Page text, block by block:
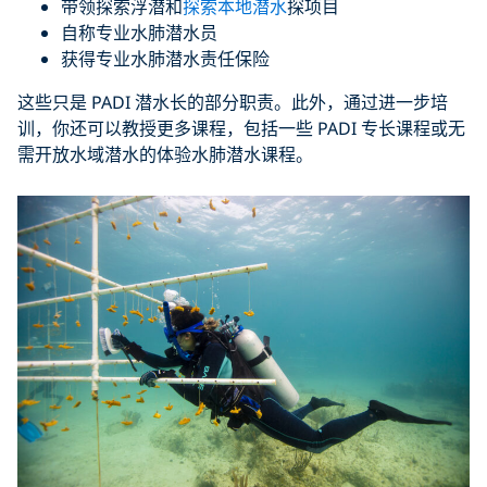
带领探索浮潜和探索本地潜水探项目
自称专业水肺潜水员
获得专业水肺潜水责任保险
这些只是 PADI 潜水长的部分职责。此外，通过进一步培
训，你还可以教授更多课程，包括一些 PADI 专长课程或无
需开放水域潜水的体验水肺潜水课程。